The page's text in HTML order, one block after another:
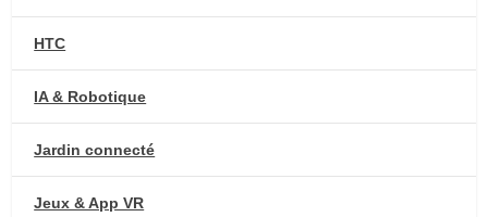
HTC
IA & Robotique
Jardin connecté
Jeux & App VR